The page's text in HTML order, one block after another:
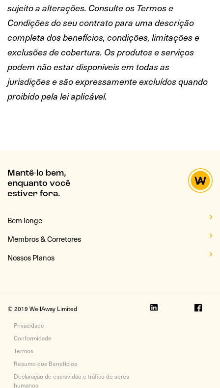
sujeito a alterações. Consulte os Termos e
Condições do seu contrato para uma descrição
completa dos benefícios, condições, limitações e
exclusões de cobertura. Os produtos e serviços
podem não estar disponíveis em todas as
jurisdições e são expressamente excluídos quando
proibido pela lei aplicável.
Mantê-lo bem,
enquanto você
estiver fora.
Bem longe
Membros & Corretores
Nossos Planos
© 2019 WellAway Limited
Privacidade
Conformidade
Termos
Resumo dos Benefícios
Declaração de escravidão e tráfico de seres
humanos